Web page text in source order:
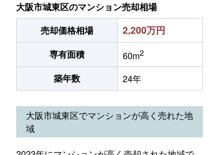
大阪市城東区のマンション売却相場
売却価格相場
2,200万円
専有面積 60m2
築年数 24年
大阪市城東区でマンションが高く売れた地
域